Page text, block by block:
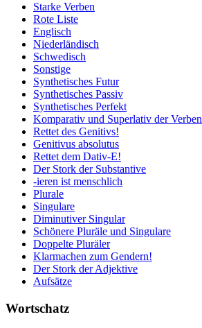
Starke Verben
Rote Liste
Englisch
Niederländisch
Schwedisch
Sonstige
Synthetisches Futur
Synthetisches Passiv
Synthetisches Perfekt
Komparativ und Superlativ der Verben
Rettet des Genitivs!
Genitivus absolutus
Rettet dem Dativ-E!
Der Stork der Substantive
-ieren ist menschlich
Plurale
Singulare
Diminutiver Singular
Schönere Pluräle und Singulare
Doppelte Pluräler
Klarmachen zum Gendern!
Der Stork der Adjektive
Aufsätze
Wortschatz